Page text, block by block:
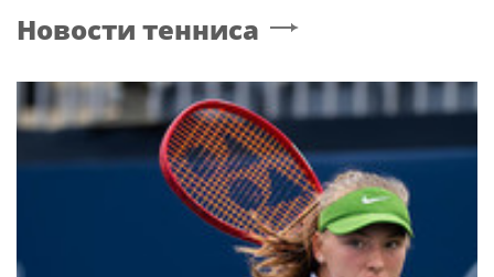
Новости тенниса